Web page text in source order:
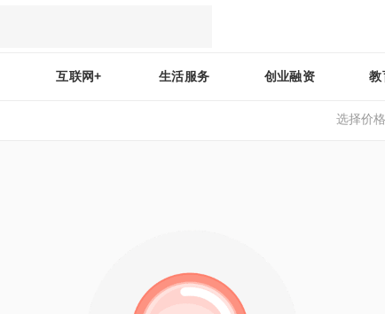
互联网+ 生活服务 创业融资 教
选择价格